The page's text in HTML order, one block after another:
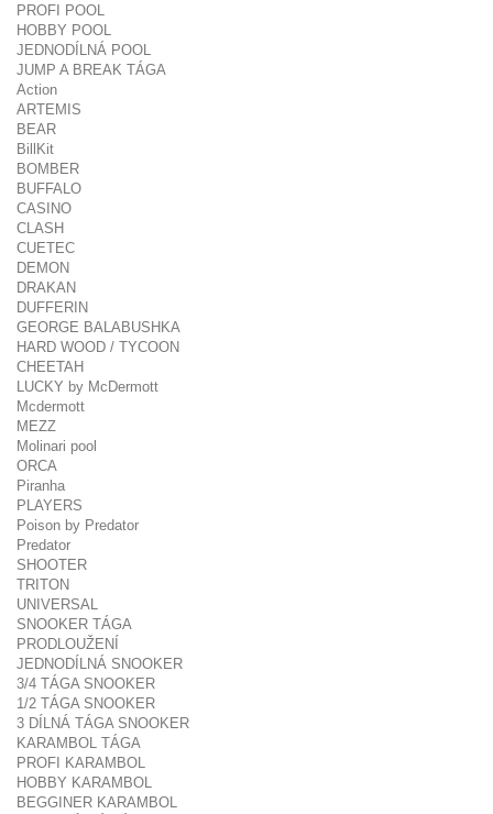
PROFI POOL
HOBBY POOL
JEDNODÍLNÁ POOL
JUMP A BREAK TÁGA
Action
ARTEMIS
BEAR
BillKit
BOMBER
BUFFALO
CASINO
CLASH
CUETEC
DEMON
DRAKAN
DUFFERIN
GEORGE BALABUSHKA
HARD WOOD / TYCOON
CHEETAH
LUCKY by McDermott
Mcdermott
MEZZ
Molinari pool
ORCA
Piranha
PLAYERS
Poison by Predator
Predator
SHOOTER
TRITON
UNIVERSAL
SNOOKER TÁGA
PRODLOUŽENÍ
JEDNODÍLNÁ SNOOKER
3/4 TÁGA SNOOKER
1/2 TÁGA SNOOKER
3 DÍLNÁ TÁGA SNOOKER
KARAMBOL TÁGA
PROFI KARAMBOL
HOBBY KARAMBOL
BEGGINER KARAMBOL